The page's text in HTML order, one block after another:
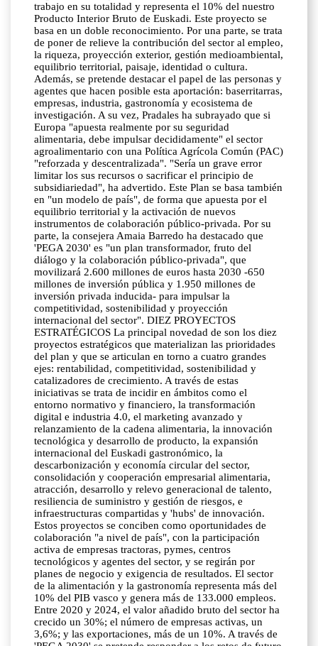
trabajo en su totalidad y representa el 10% del nuestro
Producto Interior Bruto de Euskadi. Este proyecto se
basa en un doble reconocimiento. Por una parte, se trata
de poner de relieve la contribución del sector al empleo,
la riqueza, proyección exterior, gestión medioambiental,
equilibrio territorial, paisaje, identidad o cultura.
Además, se pretende destacar el papel de las personas y
agentes que hacen posible esta aportación: baserritarras,
empresas, industria, gastronomía y ecosistema de
investigación. A su vez, Pradales ha subrayado que si
Europa "apuesta realmente por su seguridad
alimentaria, debe impulsar decididamente" el sector
agroalimentario con una Política Agrícola Común (PAC)
"reforzada y descentralizada". "Sería un grave error
limitar los sus recursos o sacrificar el principio de
subsidiariedad", ha advertido. Este Plan se basa también
en "un modelo de país", de forma que apuesta por el
equilibrio territorial y la activación de nuevos
instrumentos de colaboración público-privada. Por su
parte, la consejera Amaia Barredo ha destacado que
'PEGA 2030' es "un plan transformador, fruto del
diálogo y la colaboración público-privada", que
movilizará 2.600 millones de euros hasta 2030 -650
millones de inversión pública y 1.950 millones de
inversión privada inducida- para impulsar la
competitividad, sostenibilidad y proyección
internacional del sector". DIEZ PROYECTOS
ESTRATÉGICOS La principal novedad de son los diez
proyectos estratégicos que materializan las prioridades
del plan y que se articulan en torno a cuatro grandes
ejes: rentabilidad, competitividad, sostenibilidad y
catalizadores de crecimiento. A través de estas
iniciativas se trata de incidir en ámbitos como el
entorno normativo y financiero, la transformación
digital e industria 4.0, el marketing avanzado y
relanzamiento de la cadena alimentaria, la innovación
tecnológica y desarrollo de producto, la expansión
internacional del Euskadi gastronómico, la
descarbonización y economía circular del sector,
consolidación y cooperación empresarial alimentaria,
atracción, desarrollo y relevo generacional de talento,
resiliencia de suministro y gestión de riesgos, e
infraestructuras compartidas y 'hubs' de innovación.
Estos proyectos se conciben como oportunidades de
colaboración "a nivel de país", con la participación
activa de empresas tractoras, pymes, centros
tecnológicos y agentes del sector, y se regirán por
planes de negocio y exigencia de resultados. El sector
de la alimentación y la gastronomía representa más del
10% del PIB vasco y genera más de 133.000 empleos.
Entre 2020 y 2024, el valor añadido bruto del sector ha
crecido un 30%; el número de empresas activas, un
3,6%; y las exportaciones, más de un 10%. A través de